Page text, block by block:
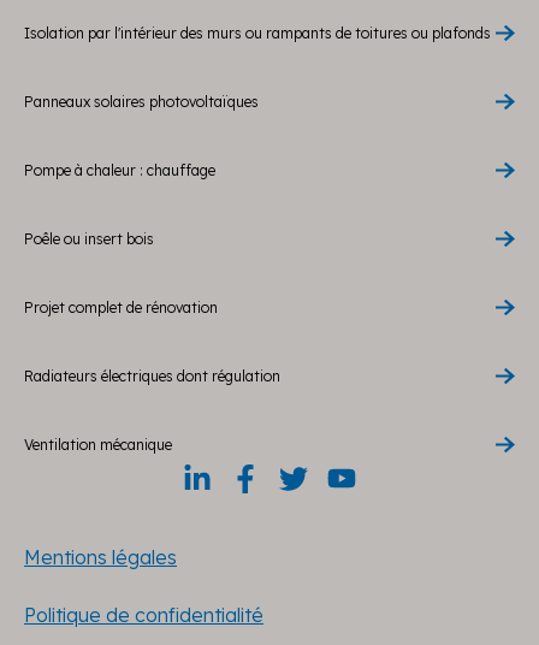
Isolation par l'intérieur des murs ou rampants de toitures ou plafonds
Panneaux solaires photovoltaïques
Pompe à chaleur : chauffage
Poêle ou insert bois
Projet complet de rénovation
Radiateurs électriques dont régulation
Ventilation mécanique
Mentions légales
Politique de confidentialité